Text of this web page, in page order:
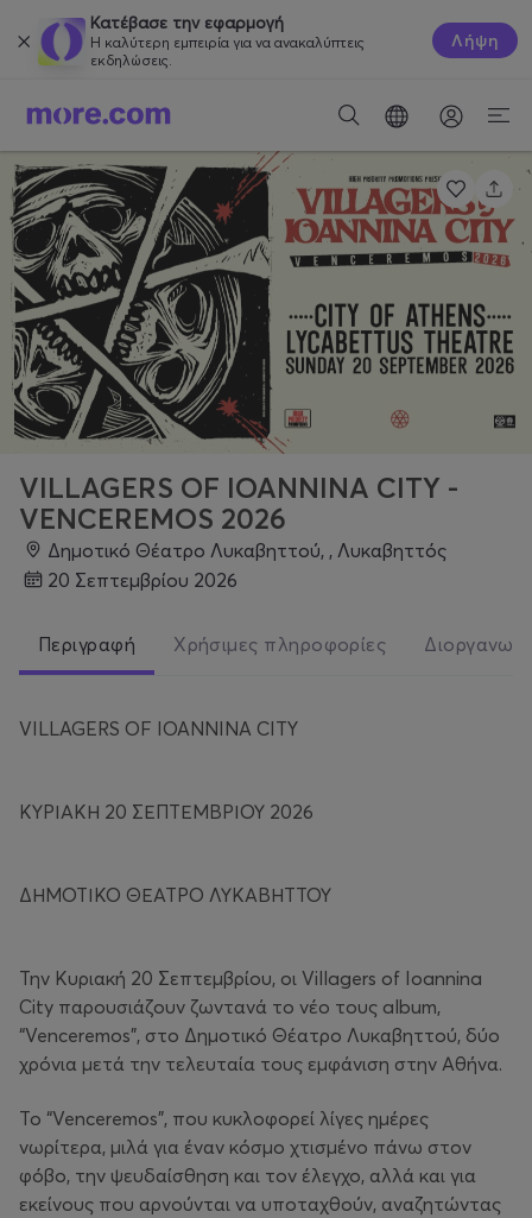
Κατέβασε την εφαρμογή
Η καλύτερη εμπειρία για να ανακαλύπτεις
εκδηλώσεις.
Λήψη
VILLAGERS OF IOANNINA CITY -
VENCEREMOS 2026
Δημοτικό Θέατρο Λυκαβηττού, , Λυκαβηττός
20 Σεπτεμβρίου 2026
Περιγραφή Χρήσιμες πληροφορίες
VILLAGERS OF IOANNINA CITY
ΚΥΡΙΑΚΗ 20 ΣΕΠΤΕΜΒΡΙΟΥ 2026
ΔΗΜΟΤΙΚΟ ΘΕΑΤΡΟ ΛΥΚΑΒΗΤΤΟΥ
Την Κυριακή 20 Σεπτεμβρίου, οι Villagers of Ioannina
City παρουσιάζουν ζωντανά το νέο τους album,
“Venceremos”, στο Δημοτικό Θέατρο Λυκαβηττού, δύο
χρόνια μετά την τελευταία τους εμφάνιση στην Αθήνα.
Το “Venceremos”, που κυκλοφορεί λίγες ημέρες
νωρίτερα, μιλά για έναν κόσμο χτισμένο πάνω στον
φόβο, την ψευδαίσθηση και τον έλεγχο, αλλά και για
εκείνους που αρνούνται να υποταχθούν, αναζητώντας